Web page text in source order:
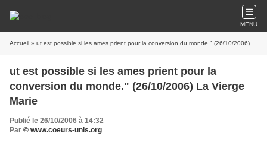
MENU
Accueil » ut est possible si les ames prient pour la conversion du monde." (26/10/2006) La Vierge Marie
ut est possible si les ames prient pour la
conversion du monde." (26/10/2006) La Vierge
Marie
Publié le 26/10/2006 à 14:32
Par © www.coeurs-unis.org